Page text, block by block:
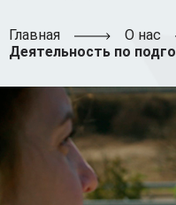
Главная О нас
Деятельность по